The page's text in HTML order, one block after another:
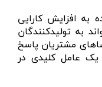
به افزایش کارایی
به تولیدکنندگان
مشتریان پاسخ
یک عامل کلیدی در